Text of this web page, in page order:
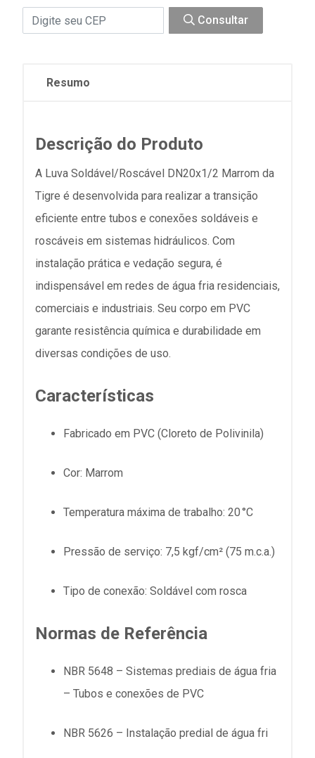
Consultar
Resumo
Descrição do Produto
A Luva Soldável/Roscável DN20x1/2 Marrom da
Tigre é desenvolvida para realizar a transição
eficiente entre tubos e conexões soldáveis e
roscáveis em sistemas hidráulicos. Com
instalação prática e vedação segura, é
indispensável em redes de água fria residenciais,
comerciais e industriais. Seu corpo em PVC
garante resistência química e durabilidade em
diversas condições de uso.
Características
Fabricado em PVC (Cloreto de Polivinila)
Cor: Marrom
Temperatura máxima de trabalho: 20 °C
Pressão de serviço: 7,5 kgf/cm² (75 m.c.a.)
Tipo de conexão: Soldável com rosca
Normas de Referência
NBR 5648 – Sistemas prediais de água fria
– Tubos e conexões de PVC
NBR 5626 – Instalação predial de água fri